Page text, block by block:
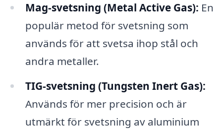
Mag-svetsning (Metal Active Gas): En
populär metod för svetsning som
används för att svetsa ihop stål och
andra metaller.
TIG-svetsning (Tungsten Inert Gas):
Används för mer precision och är
utmärkt för svetsning av aluminium